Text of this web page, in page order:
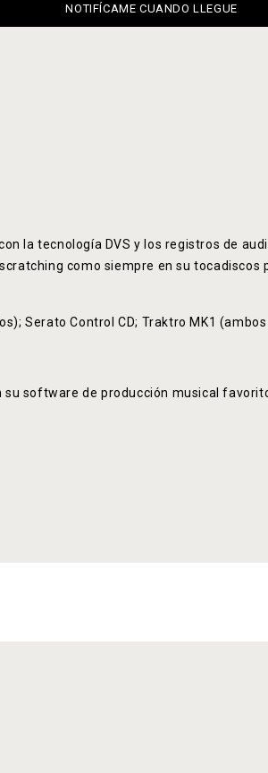
NOTIFÍCAME CUANDO LLEGUE
la tecnología DVS y los registros de
como siempre en su
Serato Control CD; Traktro MK1 (ambos
software de producción musical